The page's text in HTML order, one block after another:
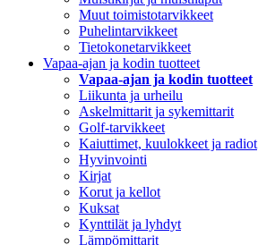
Muut toimistotarvikkeet
Puhelintarvikkeet
Tietokonetarvikkeet
Vapaa-ajan ja kodin tuotteet
Vapaa-ajan ja kodin tuotteet
Liikunta ja urheilu
Askelmittarit ja sykemittarit
Golf-tarvikkeet
Kaiuttimet, kuulokkeet ja radiot
Hyvinvointi
Kirjat
Korut ja kellot
Kuksat
Kynttilät ja lyhdyt
Lämpömittarit